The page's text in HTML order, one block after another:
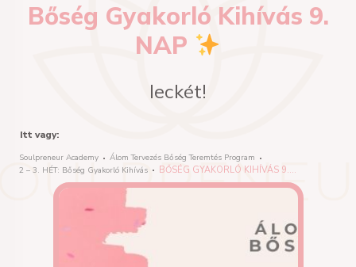
Bőség Gyakorló Kihívás 9.
NAP
leckét!
Itt vagy:
Soulpreneur Academy
Álom Tervezés Bőség Teremtés Program
2 – 3. HÉT: Bőség Gyakorló Kihívás
BŐSÉG GYAKORLÓ KIHÍVÁS 9. NAP